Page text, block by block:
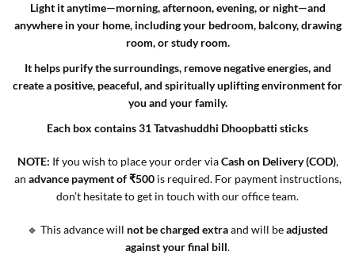
Light it anytime—morning, afternoon, evening, or night—and
anywhere in your home, including your bedroom, balcony, drawing
room, or study room.
It helps purify the surroundings, remove negative energies, and
create a positive, peaceful, and spiritually uplifting environment for
you and your family.
Each box contains 31 Tatvashuddhi Dhoopbatti sticks
NOTE: If you wish to place your order viaCash on Delivery (COD),
an advance payment of ₹500isrequired. For payment instructions,
don’t hesitate to get in touch with our office team.
🔹 This advance will not be charged extraand will beadjusted
against your final bill.